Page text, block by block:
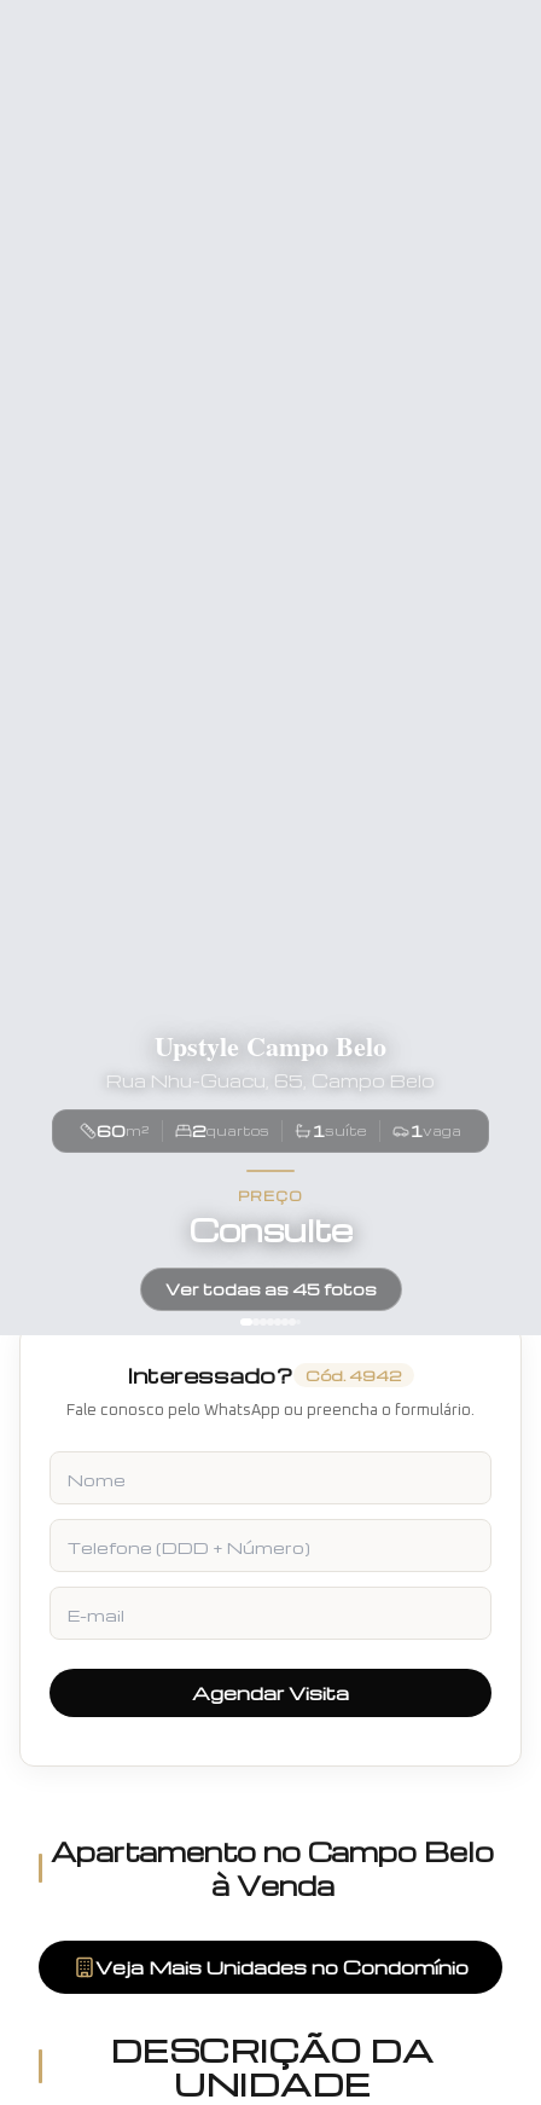
Upstyle Campo Belo
Rua Nhu-Guacu, 65, Campo Belo
60m² 2quartos 1suíte 1vaga
PREÇO
Consulte
Ver todas as 45fotos
Apartamento no Campo Belo
à Venda
Veja Mais Unidades no Condomínio
DESCRIÇÃO DA
UNIDADE
Interessado? Cód. 4942
Fale conosco pelo WhatsApp ou preencha o formulário.
Nome
Telefone
E-mail
Agendar Visita